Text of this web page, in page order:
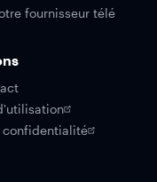
fournisseur télé
confidentialité